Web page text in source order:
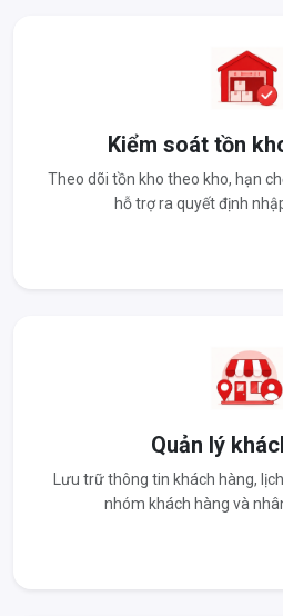
Kiểm soát tồn
Theo dõi tồn kho theo kho, hạn
hỗ trợ ra quyết định
Quản lý
Lưu trữ thông tin khách hàng,
nhóm khách hàng và